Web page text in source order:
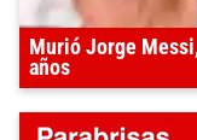
Murió Jorge
años